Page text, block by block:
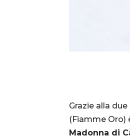
Grazie alla
(Fiamme Oro)
Madonna di